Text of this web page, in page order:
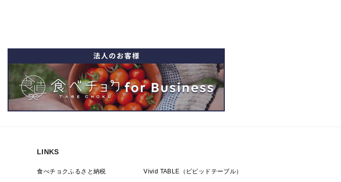
LINKS
食べチョクふるさと納税 Vivid TABLE（ビビッドテーブル）